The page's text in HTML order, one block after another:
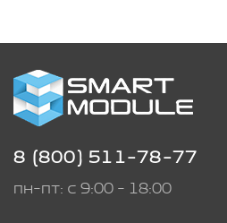
8 (800) 511-78-77
пн-пт: с 9:00 - 18:00